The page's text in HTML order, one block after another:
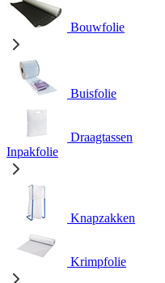
Bouwfolie
Buisfolie
Draagtassen
Inpakfolie
Knapzakken
Krimpfolie